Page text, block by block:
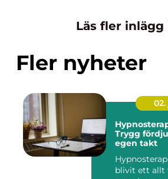
Läs fler inlägg
Fler nyheter
Trygg
egen takt
blivit ett allt